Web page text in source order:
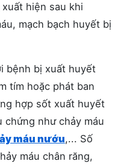
hiện sau khi
mạch bạch huyết bị
bệnh bị xuất huyết
tím hoặc phát ban
hợp sốt xuất huyết
chứng như chảy máu
máu nướu,... Số
máu chân răng,